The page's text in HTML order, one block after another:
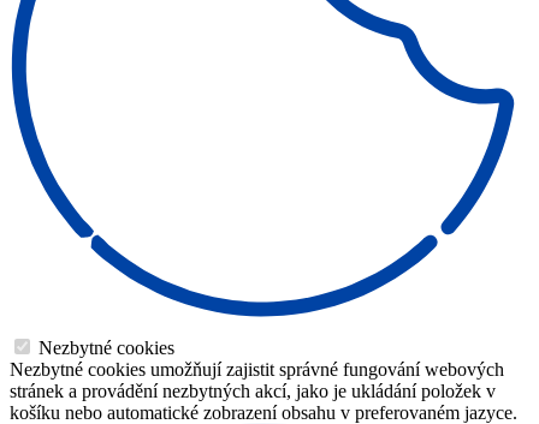
Nezbytné cookies
Nezbytné cookies umožňují zajistit správné fungování webových
stránek a provádění nezbytných akcí, jako je ukládání položek v
košíku nebo automatické zobrazení obsahu v preferovaném jazyce.